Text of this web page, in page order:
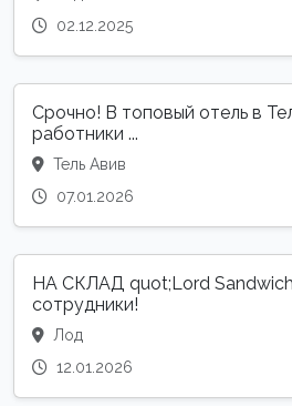
02.12.2025
Срочно! В топовый отель в
работники ...
Тель Авив
07.01.2026
НА СКЛАД quot;Lord
сотрудники!
Лод
12.01.2026